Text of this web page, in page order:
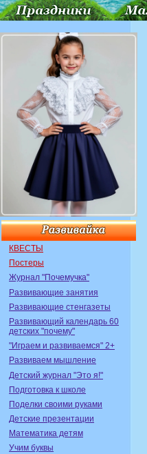
КВЕСТЫ
Постеры
Журнал "Почемучка"
Развивающие занятия
Развивающие стенгазеты
Развивающий календарь 60
детских "почему"
"Играем и развиваемся" 2+
Развиваем мышление
Детский журнал "Это я!"
Подготовка к школе
Поделки своими руками
Детские презентации
Математика детям
Учим буквы